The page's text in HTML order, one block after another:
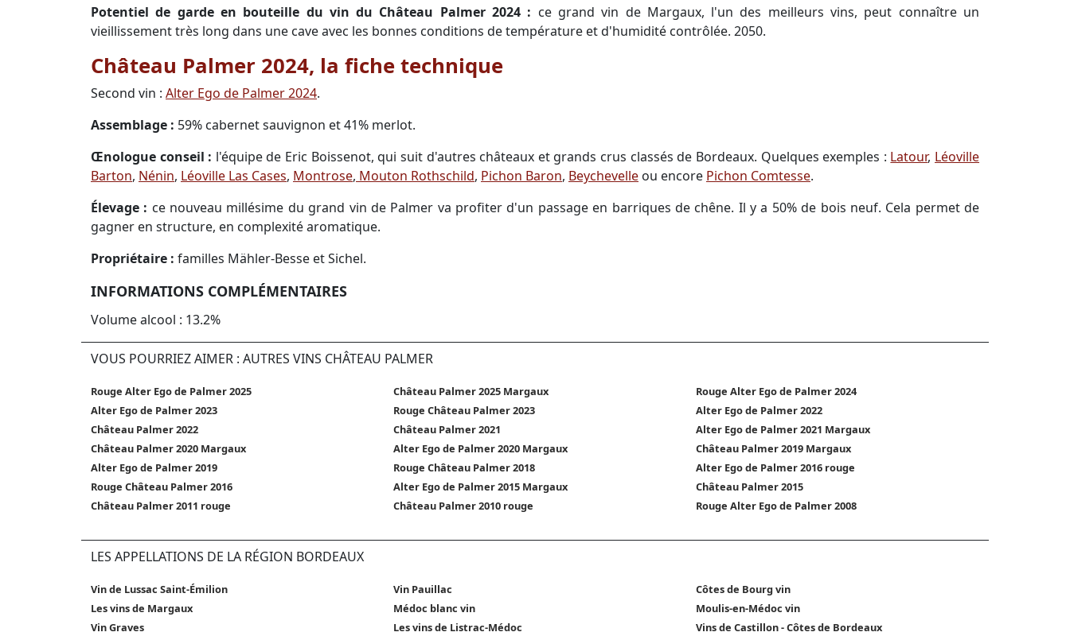
Potentiel de garde en bouteille du vin du Château Palmer 2024 : ce grand vin de Margaux, l'un des meilleurs vins, peut connaître un
vieillissement très long dans une cave avec les bonnes conditions de température et d'humidité contrôlée. 2050.
Château Palmer 2024, la fiche technique
Second vin : Alter Ego de Palmer 2024.
Assemblage : 59% cabernet sauvignon et 41% merlot.
Œnologue conseil : l'équipe de Eric Boissenot, qui suit d'autres châteaux et grands crus classés de Bordeaux. Quelques exemples : Latour, Léoville
Barton, Nénin, Léoville Las Cases, Montrose, Mouton Rothschild, Pichon Baron, Beychevelle ou encore Pichon Comtesse.
Élevage : ce nouveau millésime du grand vin de Palmer va profiter d'un passage en barriques de chêne. Il y a 50% de bois neuf. Cela permet de
gagner en structure, en complexité aromatique.
Propriétaire : familles Mähler-Besse et Sichel.
INFORMATIONS COMPLÉMENTAIRES
Volume alcool : 13.2%
VOUS POURRIEZ AIMER : AUTRES VINS CHÂTEAU PALMER
Rouge Alter Ego de Palmer 2025 Château Palmer 2025 Margaux
Rouge Alter Ego de Palmer 2024
Alter Ego de Palmer 2023
Rouge Château Palmer 2023
Alter Ego de Palmer 2022
Château Palmer 2022
Château Palmer 2021
Alter Ego de Palmer 2021 Margaux
Château Palmer 2020 Margaux
Alter Ego de Palmer 2020 Margaux
Château Palmer 2019 Margaux
Alter Ego de Palmer 2019
Rouge Château Palmer 2018
Alter Ego de Palmer 2016 rouge
Rouge Château Palmer 2016
Alter Ego de Palmer 2015 Margaux
Château Palmer 2015
Château Palmer 2011 rouge
Château Palmer 2010 rouge Rouge Alter Ego de Palmer 2008
LES APPELLATIONS DE LA RÉGION BORDEAUX
Vin de Lussac Saint-Émilion Vin Pauillac
Côtes de Bourg vin
Les vins de Margaux
Médoc blanc vin
Moulis-en-Médoc vin
Vin Graves
Les vins de Listrac-Médoc
Vins de Castillon - Côtes de Bordeaux